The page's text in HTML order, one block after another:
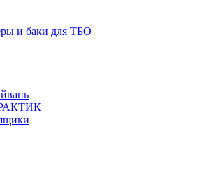
и баки для ТБО